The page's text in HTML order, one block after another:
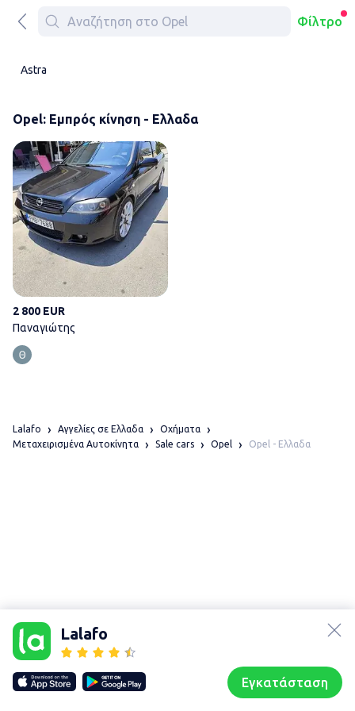
Φίλτρο
Astra
Opel: Εμπρός κίνηση - Ελλαδα
2 800 EUR
Παναγιώτης
Lalafo
Εγκατάσταση
Lalafo Αγγελίες σε Ελλαδα
Οχήματα
Μεταχειρισμένα Αυτοκίνητα
Sale cars Opel Opel - Ελλαδα
Our websites
lalafo.kg
lalafo.rs
lalafo.pl
Sitemap
Συζητήσεις Προφίλ